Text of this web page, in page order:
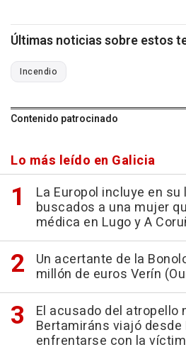
Últimas noticias sobre estos
Incendio
Contenido patrocinado
Lo más leído en Galicia
La Europol incluye en
buscados a una mujer
médica en Lugo y A
Un acertante de la
millón de euros Verín
El acusado del atropello
Bertamiráns viajó desde
enfrentarse con la